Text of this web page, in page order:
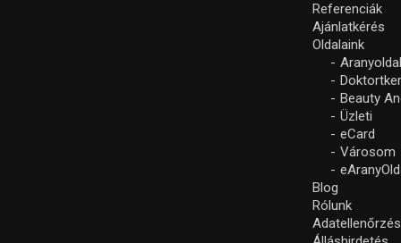
Referenciák
Ajánlatkérés
Oldalaink
Beauty
Üzleti
eCard
Városom
Blog
Rólunk
Adatellenőrzés